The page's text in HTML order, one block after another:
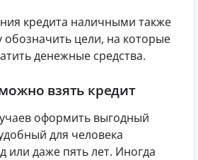
кредита наличными также
обозначить цели, на которые
денежные средства.
взять кредит
оформить выгодный
для человека
или даже пять лет. Иногда